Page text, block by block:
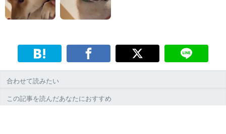
合わせて読みたい
この記事を読んだあなたにおすすめ